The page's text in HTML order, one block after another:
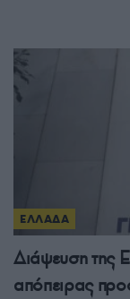
ΕΛΛΑΔΑ
Διάψευση της
απόπειρας